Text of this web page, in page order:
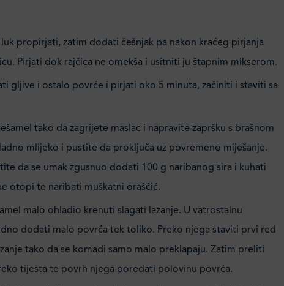
luk propirjati, zatim dodati češnjak pa nakon kraćeg pirjanja
Pirjati dok rajčica ne omekša i usitniti ju štapnim mikserom.
gljive i ostalo povrće i pirjati oko 5 minuta, začiniti i staviti sa
tako da zagrijete maslac i napravite zapršku s brašnom
mlijeko i pustite da proključa uz povremeno miješanje.
da se umak zgusnuo dodati 100 g naribanog sira i kuhati
otopi te naribati muškatni oraščić.
malo ohladio krenuti slagati lazanje. U vatrostalnu
dodati malo povrća tek toliko. Preko njega staviti prvi red
tako da se komadi samo malo preklapaju. Zatim preliti
tijesta te povrh njega poredati polovinu povrća.